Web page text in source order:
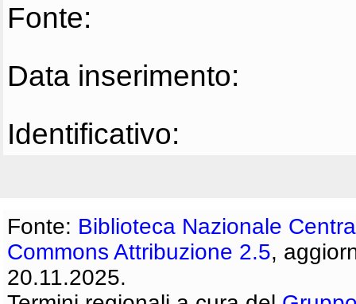
Fonte:
Data inserimento:
Identificativo:
Fonte: Biblioteca Nazionale
Commons Attribuzione 2.5,
20.11.2025.